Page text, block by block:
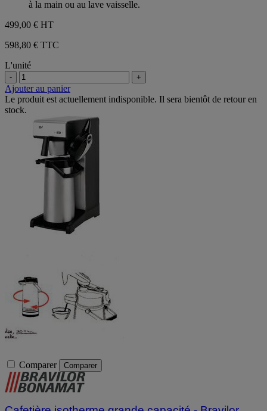
à la main ou au lave vaisselle.
499,00 € HT
598,80 € TTC
L'unité
- +
Ajouter au panier
Le produit est actuellement indisponible. Il sera bientôt de retour en
stock.
Comparer Comparer